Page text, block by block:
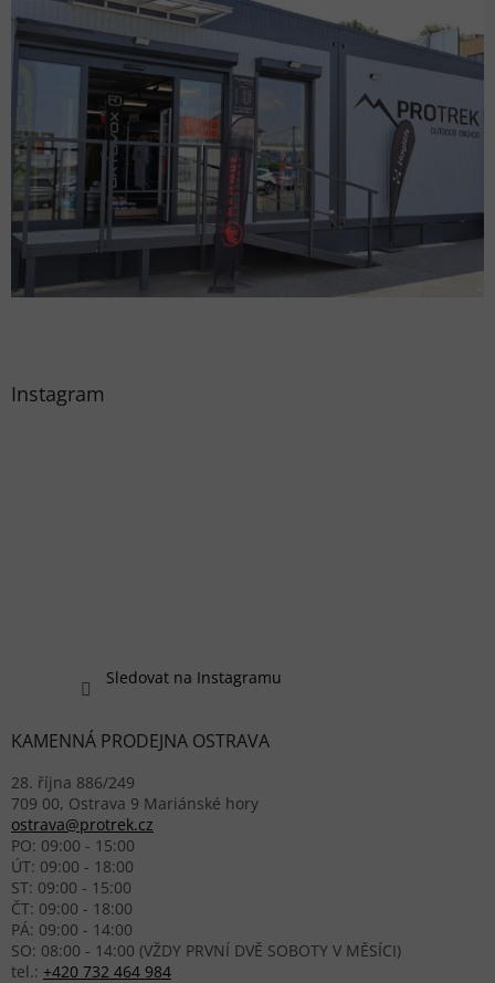
Instagram
Sledovat na Instagramu
KAMENNÁ PRODEJNA OSTRAVA
28. října 886/249
709 00, Ostrava 9 Mariánské hory
ostrava@protrek.cz
PO: 09:00 - 15:00
ÚT: 09:00 - 18:00
ST: 09:00 - 15:00
ČT: 09:00 - 18:00
PÁ: 09:00 - 14:00
SO: 08:00 - 14:00 (VŽDY PRVNÍ DVĚ SOBOTY V MĚSÍCI)
tel.: +420 732 464 984